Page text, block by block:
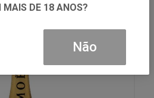
MAIS DE 18 ANOS?
Não